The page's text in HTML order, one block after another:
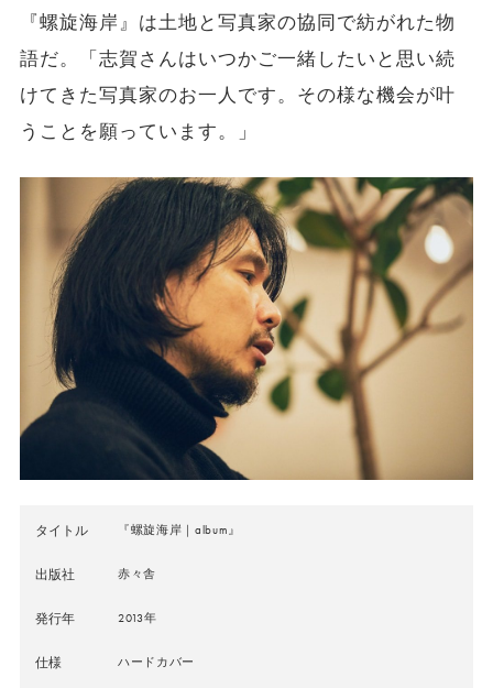
『螺旋海岸』は土地と写真家の協同で紡がれた物
語だ。「志賀さんはいつかご一緒したいと思い続
けてきた写真家のお一人です。その様な機会が叶
うことを願っています。」
タイトル 『螺旋海岸｜album』
出版社 赤々舎
発行年 2013年
仕様 ハードカバー